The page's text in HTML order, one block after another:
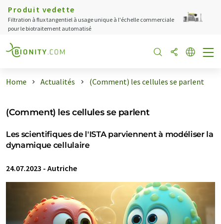
Produit vedette
Filtration à flux tangentiel à usage unique à l'échelle commerciale
pour le biotraitement automatisé
Home Actualités (Comment) les cellules se parlent
(Comment) les cellules se parlent
Les scientifiques de l'ISTA parviennent à modéliser la
dynamique cellulaire
24.07.2023 - Autriche